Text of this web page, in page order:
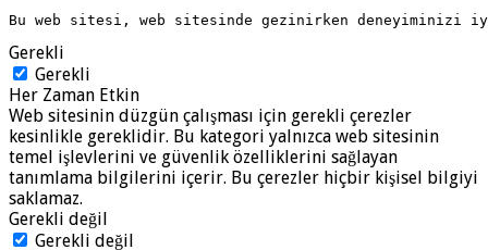
Bu web sitesi, web sitesinde gezinirken deneyiminizi
Gerekli
Gerekli
Her Zaman Etkin
Web sitesinin düzgün çalışması için gerekli çerezler
kesinlikle gereklidir. Bu kategori yalnızca web sitesinin
temel işlevlerini ve güvenlik özelliklerini sağlayan
tanımlama bilgilerini içerir. Bu çerezler hiçbir kişisel bilgiyi
saklamaz.
Gerekli değil
Gerekli değil